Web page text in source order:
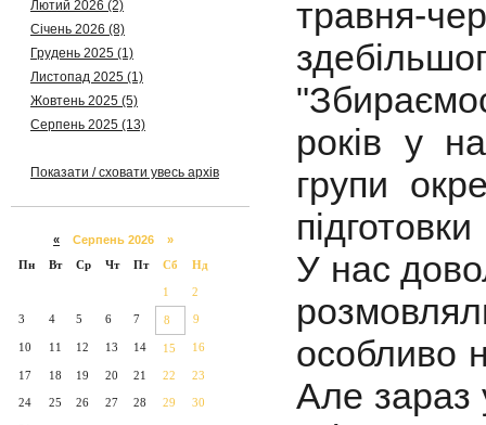
Лютий 2026 (2)
Січень 2026 (8)
Грудень 2025 (1)
Листопад 2025 (1)
Жовтень 2025 (5)
Серпень 2025 (13)
Показати / сховати увесь архів
« Серпень 2026 »
Пн
Вт Ср Чт Пт Сб Нд
1 2
3 4 5 6 7 8 9
10 11 12 13 14 15 16
17 18 19 20 21 22 23
24 25 26 27 28 29 30
травня-
років у
групи
У нас
особливо
Але зараз